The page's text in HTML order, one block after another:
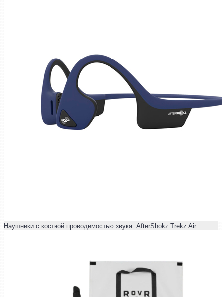
Наушники с костной проводимостью звука. AfterShokz Trekz Air